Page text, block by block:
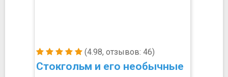
(4.98, отзывов: 46)
Стокгольм и его необычные